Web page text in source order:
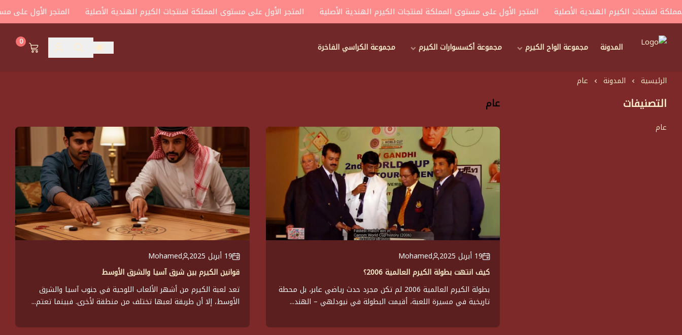
لمنتجات الكيرم الهندية الأصلية المتجر الأول على مستوى المملكة لمنتجات الكيرم الهندية الأصلية المتجر الأول على مستوى المملكة لمنتجات الكيرم الهندية الأصلية المتجر الأول على
house of carroms
المدونة مجموعة الواح الكيرم مجموعة أكسسوارات الكيرم مجموعة الكراسي الفاخرة 0
الرئيسية المدونة عام
التصنيفات
عام
عام
19 أبريل 2025
Mohamed
كيف انتهت بطولة الكيرم العالمية 2006؟
بطولة الكيرم العالمية 2006 لم تكن مجرد حدث رياضي عابر، بل محطة
تاريخية في مسيرة اللعبة، أقيمت البطولة في نيودلهي – الهند...
19 أبريل 2025
Mohamed
قوانين الكيرم بين شرق آسيا والشرق الأوسط
تعد لعبة الكيرم من أشهر الألعاب اللوحية في جنوب آسيا والشرق
الأوسط، إلا أن طريقة لعبها تختلف من منطقة لأخرى. فبينما تعتم...